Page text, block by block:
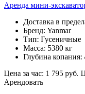
Аренда мини-
Доставка в
Бренд: Yanmar
Тип: Гусеничные
Масса: 5380 кг
Глубина копания:
Цена за час: 1 795 руб.
Арендовать